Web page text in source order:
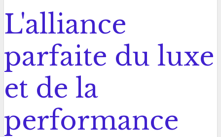
L'alliance
parfaite du luxe
et de la
performance